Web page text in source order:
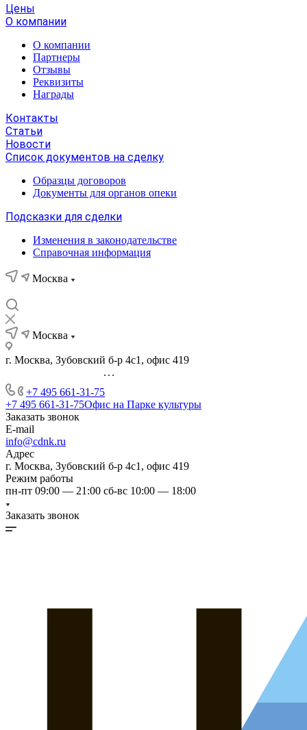
Цены
О компании
О компании
Партнеры
Отзывы
Реквизиты
Награды
Контакты
Статьи
Новости
Список документов на сделку
Образцы договоров
Документы для органов опеки
Подсказки для сделки
Изменения в законодательстве
Справочная информация
Москва
Москва
г. Москва, Зубовский б-р 4с1, офис 419
...
+7 495 661-31-75
+7 495 661-31-75Офис на Парке культуры
Заказать звонок
E-mail
info@cdnk.ru
Адрес
г. Москва, Зубовский б-р 4с1, офис 419
Режим работы
пн-пт 09:00 — 21:00 сб-вс 10:00 — 18:00
Заказать звонок